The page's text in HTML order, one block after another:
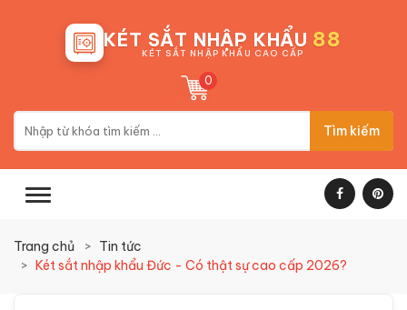
KÉT SẮT NHẬP KHẨU 88
KÉT SẮT NHẬP KHẨU CAO CẤP
0
Tìm kiếm
Trang chủ
Tin tức
Két sắt nhập khẩu Đức - Có thật sự cao cấp 2026?